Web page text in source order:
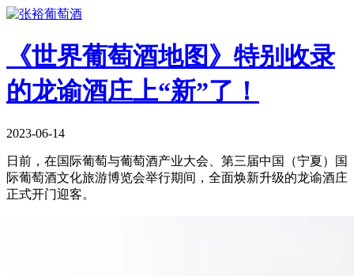
《世界葡萄酒地图》特别收录
的龙谕酒庄上“新”了！
2023-06-14
日前，在国际葡萄与葡萄酒产业大会、第三届中国（宁夏）国
际葡萄酒文化旅游博览会举行期间，全面焕新升级的龙谕酒庄
正式开门迎客。